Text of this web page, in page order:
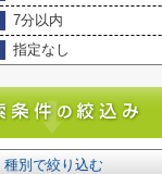
7分以内
指定なし
種別で絞り込む